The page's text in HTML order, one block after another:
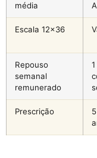
média
Escala 12×36
Repouso
semanal
remunerado
Prescrição